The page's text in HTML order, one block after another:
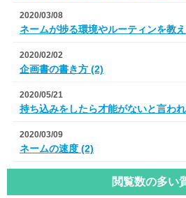
2020/03/08
ネームが捗る環境やルーティンを教
2020/02/02
企画書の書き方 (2)
2020/05/21
持ち込みをしたら才能がないと言わ
2020/03/09
ネームの速度 (2)
閲覧数の多い